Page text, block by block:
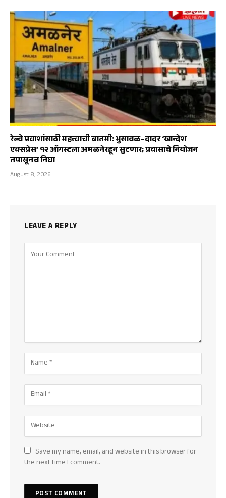
रेल्वे प्रवाशांसाठी महत्त्वाची बातमी: भुसावळ–दादर ‘खान्देश
एक्सप्रेस’ १२ ऑगस्टला अमळनेरहून सुटणार; प्रवासाचे नियोजन
तपासूनच निघा
August 8, 2026
LEAVE A REPLY
Save my name, email, and website in this browser for
the next time I comment.